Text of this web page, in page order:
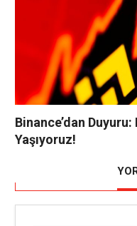
Binance’dan
Yaşıyoruz!